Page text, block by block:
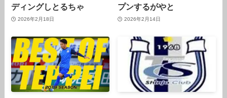
ディングしとるちゃ
2026年2月18日
プンするがやと
2026年2月14日